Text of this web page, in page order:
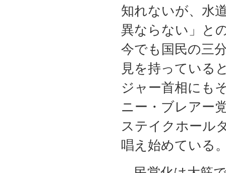
知れないが、水
異ならない」と
今でも国民の三
見を持っている
ジャー首相にも
ニー・ブレアー
ステイクホール
唱え始めている